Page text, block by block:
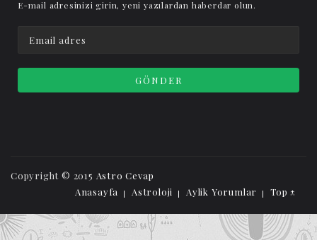
E-mail adresinizi girin, yeni yazılardan haberdar olun.
Copyright © 2015 Astro Cevap
Anasayfa
Astroloji Aylik Yorumlar Top ↑